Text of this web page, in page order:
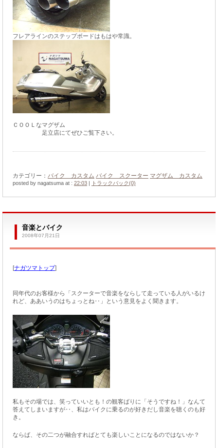
フレアラインのステップボードはもはや常識。
ＣＯＯＬなマグザム
足立店にてぜひご覧下さい。
カテゴリー： バイク カスタム バイク スクーター マグザム カスタム
posted by nagatsuma at : 22:03 | トラックバック(0)
音楽とバイク
2008年07月21日
[ナガツマトップ]
同年代のお客様から「スクーターで音楽をならして走っている人がいるけ
れど、ああいうのはちょっとね‥」という意見をよく聞きます。
私もその場では、笑っていいとも！の観客ばりに「そうですね！」なんて
答えてしまいますが‥、私はバイクに乗るのが好きだし音楽を聴くのも好
き。
ならば、その二つが融合すればとても楽しいことになるのではないか？